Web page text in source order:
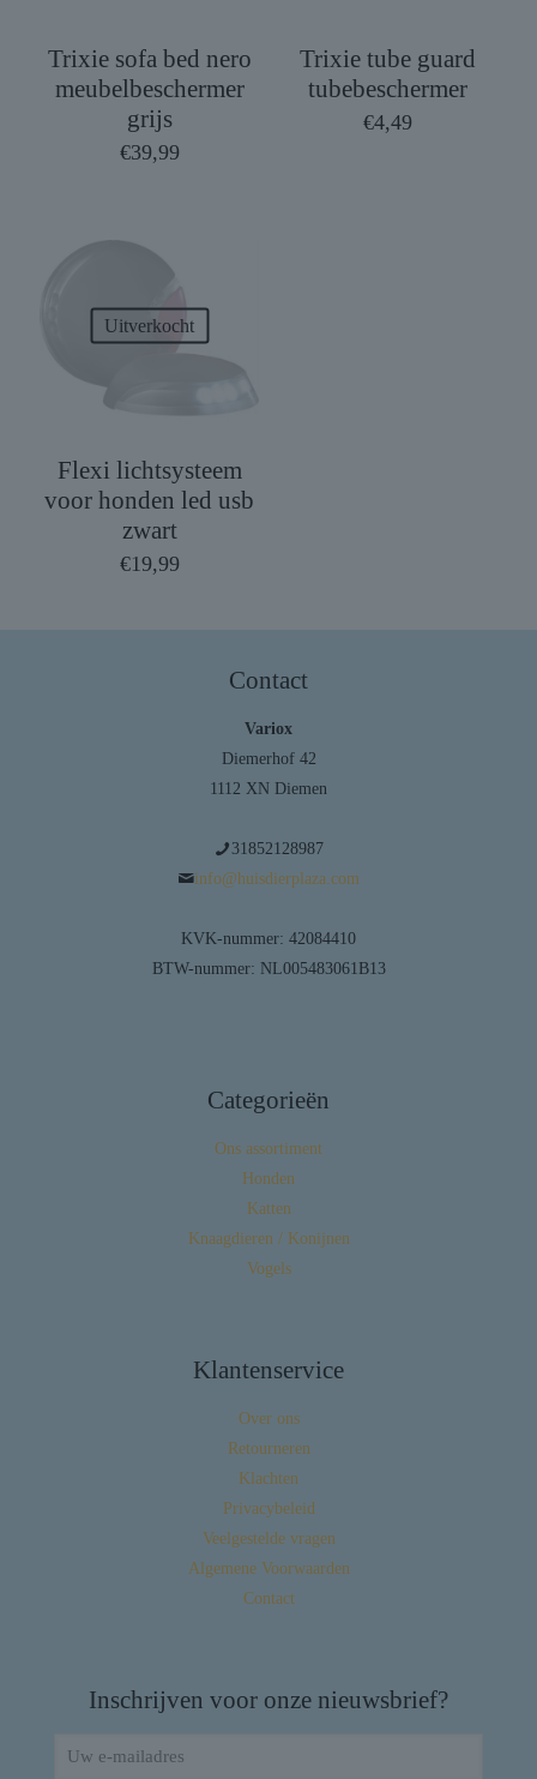
Trixie sofa bed nero
meubelbeschermer
grijs
€39,99
Trixie tube guard
tubebeschermer
€4,49
Uitverkocht
Flexi lichtsysteem
voor honden led usb
zwart
€19,99
Contact
Variox
Diemerhof 42
1112 XN Diemen
31852128987
info@huisdierplaza.com
KVK-nummer: 42084410
BTW-nummer: NL005483061B13
Categorieën
Ons assortiment
Honden
Katten
Knaagdieren / Konijnen
Vogels
Klantenservice
Over ons
Retourneren
Klachten
Privacybeleid
Veelgestelde vragen
Algemene Voorwaarden
Contact
Inschrijven voor onze nieuwsbrief?